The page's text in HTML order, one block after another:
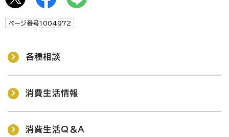
ページ番号1004972
各種相談
消費生活情報
消費生活Q＆A